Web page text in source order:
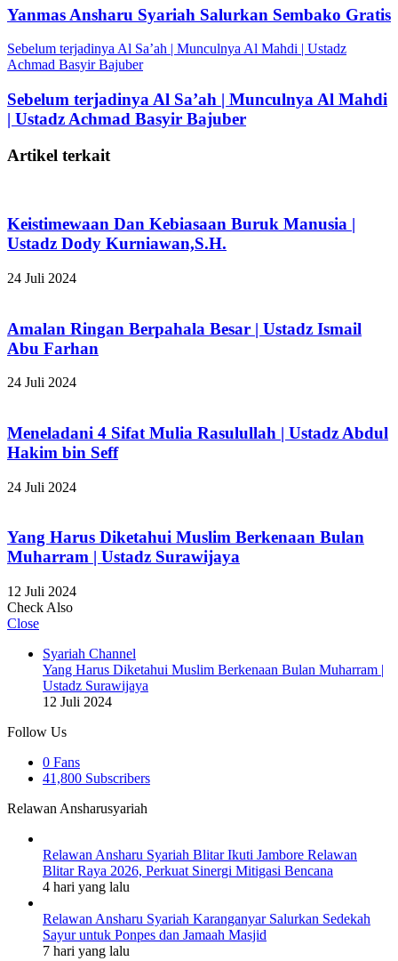
Yanmas Ansharu Syariah Salurkan Sembako Gratis
Sebelum terjadinya Al Sa’ah | Munculnya Al Mahdi | Ustadz
Achmad Basyir Bajuber
Sebelum terjadinya Al Sa’ah | Munculnya Al Mahdi
| Ustadz Achmad Basyir Bajuber
Artikel terkait
Keistimewaan Dan Kebiasaan Buruk Manusia |
Ustadz Dody Kurniawan,S.H.
24 Juli 2024
Amalan Ringan Berpahala Besar | Ustadz Ismail
Abu Farhan
24 Juli 2024
Meneladani 4 Sifat Mulia Rasulullah | Ustadz Abdul
Hakim bin Seff
24 Juli 2024
Yang Harus Diketahui Muslim Berkenaan Bulan
Muharram | Ustadz Surawijaya
12 Juli 2024
Check Also
Close
Syariah Channel
Yang Harus Diketahui Muslim Berkenaan Bulan Muharram |
Ustadz Surawijaya
12 Juli 2024
Follow Us
0 Fans
41,800 Subscribers
Relawan Ansharusyariah
Relawan Ansharu Syariah Blitar Ikuti Jambore Relawan
Blitar Raya 2026, Perkuat Sinergi Mitigasi Bencana
4 hari yang lalu
Relawan Ansharu Syariah Karanganyar Salurkan Sedekah
Sayur untuk Ponpes dan Jamaah Masjid
7 hari yang lalu